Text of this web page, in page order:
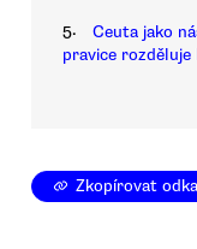
5.
Ceuta jako
pravice rozděluje
Zkopírovat